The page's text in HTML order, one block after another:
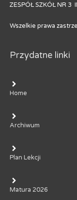
ZESPÓŁ SZKÓŁ NR 3
Wszelkie prawa
Przydatne linki
Home
Archiwum
Plan Lekcji
Matura 2026